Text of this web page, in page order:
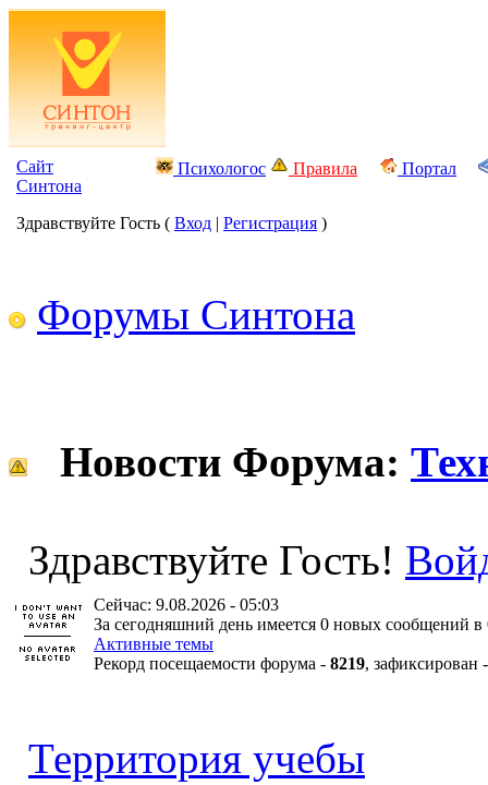
Сайт
Синтона
Психологос Правила Портал
Здравствуйте Гость ( Вход | Регистрация )
Форумы Синтона
Новости Форума:
Здравствуйте Гость!
Сейчас: 9.08.2026 - 05:03
За сегодняшний день имеется 0 новых сообщений в
Активные темы
Рекорд посещаемости форума - 8219, зафиксирован
Территория учебы